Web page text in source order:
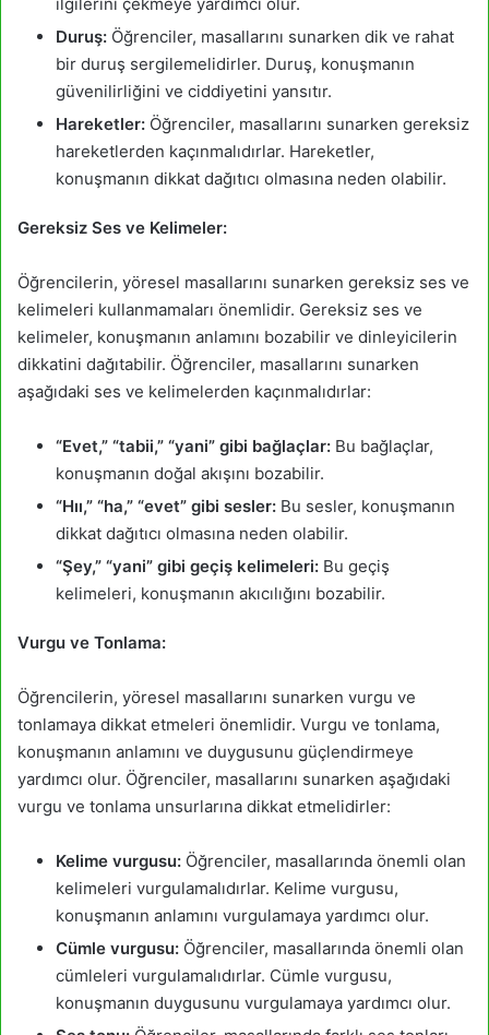
Duruş: Öğrenciler, masallarını sunarken dik ve rahat
bir duruş sergilemelidirler. Duruş, konuşmanın
güvenilirliğini ve ciddiyetini yansıtır.
Hareketler: Öğrenciler, masallarını sunarken gereksiz
hareketlerden kaçınmalıdırlar. Hareketler,
konuşmanın dikkat dağıtıcı olmasına neden olabilir.
Gereksiz Ses ve Kelimeler:
Öğrencilerin, yöresel masallarını sunarken gereksiz ses ve
kelimeleri kullanmamaları önemlidir. Gereksiz ses ve
kelimeler, konuşmanın anlamını bozabilir ve dinleyicilerin
dikkatini dağıtabilir. Öğrenciler, masallarını sunarken
aşağıdaki ses ve kelimelerden kaçınmalıdırlar:
“Evet,” “tabii,” “yani” gibi bağlaçlar: Bu bağlaçlar,
konuşmanın doğal akışını bozabilir.
“Hıı,” “ha,” “evet” gibi sesler: Bu sesler, konuşmanın
dikkat dağıtıcı olmasına neden olabilir.
“Şey,” “yani” gibi geçiş kelimeleri: Bu geçiş
kelimeleri, konuşmanın akıcılığını bozabilir.
Vurgu ve Tonlama:
Öğrencilerin, yöresel masallarını sunarken vurgu ve
tonlamaya dikkat etmeleri önemlidir. Vurgu ve tonlama,
konuşmanın anlamını ve duygusunu güçlendirmeye
yardımcı olur. Öğrenciler, masallarını sunarken aşağıdaki
vurgu ve tonlama unsurlarına dikkat etmelidirler:
Kelime vurgusu: Öğrenciler, masallarında önemli olan
kelimeleri vurgulamalıdırlar. Kelime vurgusu,
konuşmanın anlamını vurgulamaya yardımcı olur.
Cümle vurgusu: Öğrenciler, masallarında önemli olan
cümleleri vurgulamalıdırlar. Cümle vurgusu,
konuşmanın duygusunu vurgulamaya yardımcı olur.